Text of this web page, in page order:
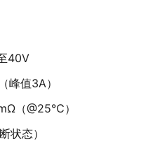
40V
峰值3A）
（@25℃）
状态）